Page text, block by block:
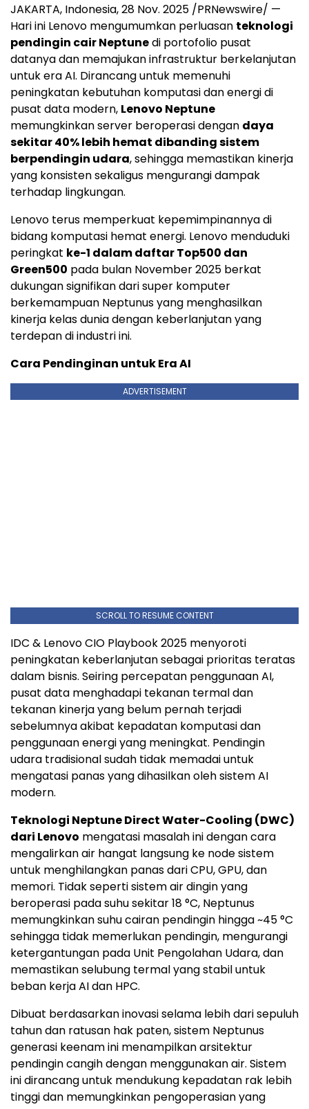
JAKARTA, Indonesia,28 Nov. 2025 /PRNewswire/ —
Hari ini Lenovo mengumumkan perluasan teknologi
pendingin cair Neptunedi portofolio pusat
datanya dan memajukan infrastruktur berkelanjutan
untuk era AI. Dirancang untuk memenuhi
peningkatan kebutuhan komputasi dan energi di
pusat data modern, Lenovo Neptune
memungkinkan server beroperasi dengan daya
sekitar 40% lebih hemat dibanding sistem
berpendingin udara, sehingga memastikan kinerja
yang konsisten sekaligus mengurangi dampak
terhadap lingkungan.
Lenovo terus memperkuat kepemimpinannya di
bidang komputasi hemat energi. Lenovo menduduki
peringkat ke-1 dalam daftar Top500 dan
Green500 pada bulan November 2025 berkat
dukungan signifikan dari super komputer
berkemampuan Neptunus yang menghasilkan
kinerja kelas dunia dengan keberlanjutan yang
terdepan di industri ini.
Cara Pendinginan untuk Era AI
ADVERTISEMENT
SCROLL TO RESUME CONTENT
IDC & Lenovo CIO Playbook 2025 menyoroti
peningkatan keberlanjutan sebagai prioritas teratas
dalam bisnis. Seiring percepatan penggunaan AI,
pusat data menghadapi tekanan termal dan
tekanan kinerja yang belum pernah terjadi
sebelumnya akibat kepadatan komputasi dan
penggunaan energi yang meningkat. Pendingin
udara tradisional sudah tidak memadai untuk
mengatasi panas yang dihasilkan oleh sistem AI
modern.
Teknologi Neptune Direct Water-Cooling (DWC)
dari Lenovo mengatasi masalah ini dengan cara
mengalirkan air hangat langsung ke node sistem
untuk menghilangkan panas dari CPU, GPU, dan
memori. Tidak seperti sistem air dingin yang
beroperasi pada suhu sekitar 18 °C, Neptunus
memungkinkan suhu cairan pendingin hingga ~45 °C
sehingga tidak memerlukan pendingin, mengurangi
ketergantungan pada Unit Pengolahan Udara, dan
memastikan selubung termal yang stabil untuk
beban kerja AI dan HPC.
Dibuat berdasarkan inovasi selama lebih dari sepuluh
tahun dan ratusan hak paten, sistem Neptunus
generasi keenam ini menampilkan arsitektur
pendingin cangih dengan menggunakan air. Sistem
ini dirancang untuk mendukung kepadatan rak lebih
tinggi dan memungkinkan pengoperasian yang